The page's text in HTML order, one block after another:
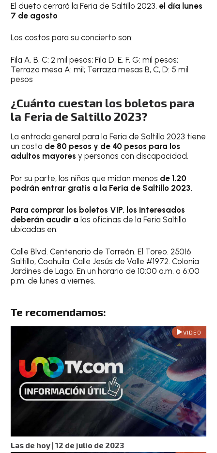
El dueto cerrará la Feria de Saltillo 2023, el día lunes
7 de agosto
Los costos para su concierto son:
Fila A, B, C: 2 mil pesos; Fila D, E, F, G: mil pesos;
Terraza mesa A: mil; Terraza mesas B, C, D: 5 mil
pesos
¿Cuánto cuestan los boletos para
la Feria de Saltillo 2023?
La entrada general para la Feria de Saltillo 2023 tiene
un costo de 80 pesos y de 40 pesos para los
adultos mayores y personas con discapacidad.
Por su parte, los niños que midan menos de 1.20
podrán entrar gratis a la Feria de Saltillo 2023.
Para comprar los boletos VIP, los interesados
deberán acudir a las oficinas de la Feria Saltillo
ubicadas en:
Calle Blvd. Centenario de Torreón. El Toreo. 25016
Saltillo, Coahuila. Calle Jesús de Valle #1972. Colonia
Jardines de Lago. En un horario de 10:00 a.m. a 6:00
p.m. de lunes a viernes.
Te recomendamos:
VIDEO
Las de hoy | 12 de julio de 2023